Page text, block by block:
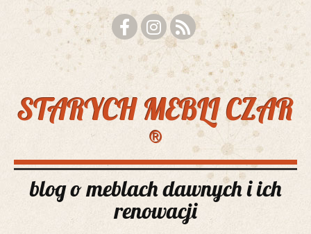
STARYCH MEBLI CZAR
®
blog o meblach dawnych i ich
renowacji